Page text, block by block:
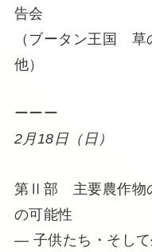
告会
（ブータン王国
他）
ーーー
2月18日（日）
第Ⅱ部 主要農作物
の可能性
― 子供たち・そし